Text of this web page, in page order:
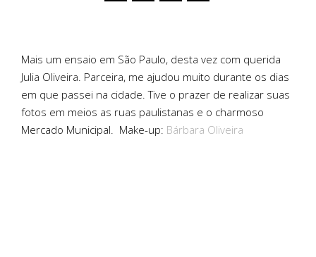
Mais um ensaio em São Paulo, desta vez com querida
Julia Oliveira. Parceira, me ajudou muito durante os dias
em que passei na cidade. Tive o prazer de realizar suas
fotos em meios as ruas paulistanas e o charmoso
Mercado Municipal. Make-up: Bárbara Oliveira